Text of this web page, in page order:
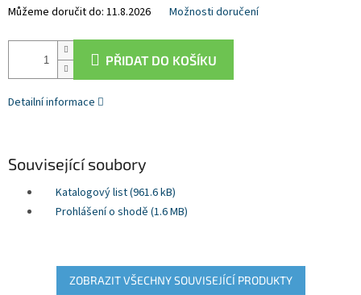
Můžeme doručit do: 11.8.2026 Možnosti doručení
PŘIDAT DO KOŠÍKU
Detailní informace
Související soubory
Katalogový list (961.6 kB)
Prohlášení o shodě (1.6 MB)
ZOBRAZIT VŠECHNY SOUVISEJÍCÍ PRODUKTY